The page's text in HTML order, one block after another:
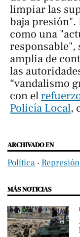
limpiar las
baja presión".
como una
responsable",
amplia de
las
“vandalismo
con el
Policía Local,
ARCHIVADO EN
Política ‧ Represión
MÁS NOTICIAS